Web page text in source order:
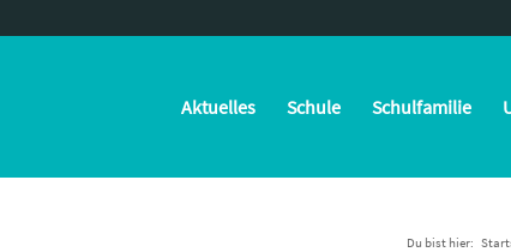
Aktuelles Schule Schulfamilie
Du bist hier: